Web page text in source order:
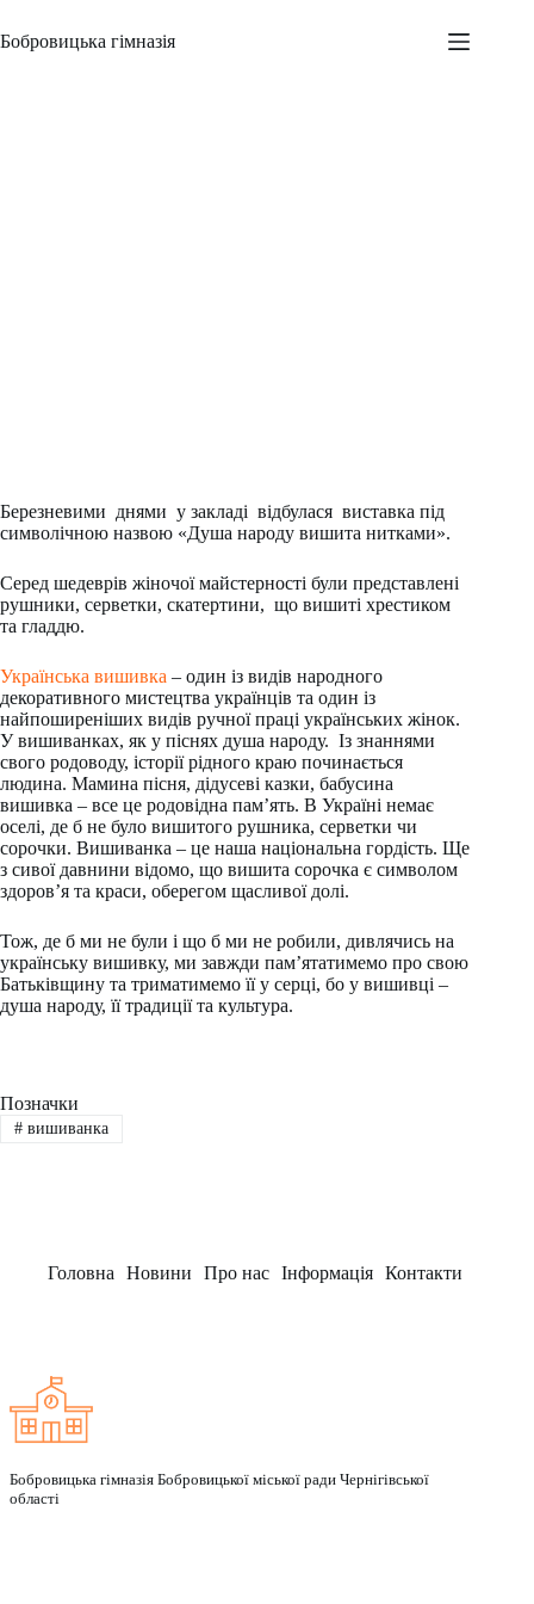
до
вмісту
Бобровицька гімназія
Березневими днями у закладі відбулася виставка під
символічною назвою «Душа народу вишита нитками».
Серед шедеврів жіночої майстерності були представлені
рушники, серветки, скатертини, що вишиті хрестиком
та гладдю.
Українська вишивка – один із видів народного
декоративного мистецтва українців та один із
найпоширеніших видів ручної праці українських жінок.
У вишиванках, як у піснях душа народу. Із знаннями
свого родоводу, історії рідного краю починається
людина. Мамина пісня, дідусеві казки, бабусина
вишивка – все це родовідна пам’ять. В Україні немає
оселі, де б не було вишитого рушника, серветки чи
сорочки. Вишиванка – це наша національна гордість. Ще
з сивої давнини відомо, що вишита сорочка є символом
здоров’я та краси, оберегом щасливої долі.
Тож, де б ми не були і що б ми не робили, дивлячись на
українську вишивку, ми завжди пам’ятатимемо про свою
Батьківщину та триматимемо її у серці, бо у вишивці –
душа народу, її традиції та культура.
Позначки
#вишиванка
Головна Новини Про нас Інформація Контакти
Бобровицька гімназія Бобровицької міської ради Чернігівської
області